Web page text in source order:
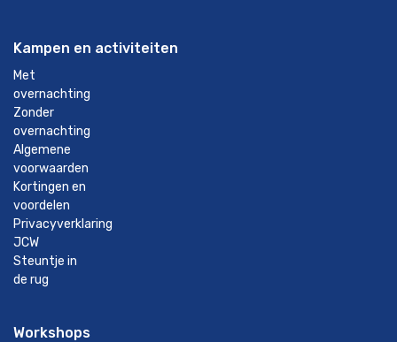
Kampen en activiteiten
Met
overnachting
Zonder
overnachting
Algemene
voorwaarden
Kortingen en
voordelen
Privacyverklaring
JCW
Steuntje in
de rug
Workshops